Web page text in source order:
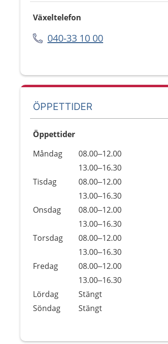
Växeltelefon
040-33 10 00
ÖPPETTIDER
Öppettider
Dag
Öppettider
Kommentarer
Måndag
08.00–12.00
13.00–16.30
Tisdag
08.00–12.00
13.00–16.30
Onsdag
08.00–12.00
13.00–16.30
Torsdag
08.00–12.00
13.00–16.30
Fredag
08.00–12.00
13.00–16.30
Lördag
Stängt
Söndag
Stängt